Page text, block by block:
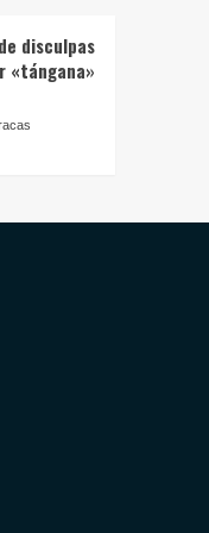
disculpas
«tángana»